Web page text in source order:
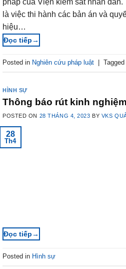
pháp của Viện kiểm sát nhân
là việc thi hành các bản án và
hiệu…
→
Posted in Nghiên cứu pháp luật Tagged
HÌNH SỰ
Thông báo rút kinh nghiệm
POSTED ON 28 THÁNG 4, 2023 BY VKS
28
Th4
→
Posted in Hình sự